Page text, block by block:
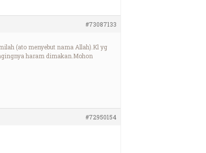
#73087133
(ato menyebut nama Allah).Kl yg
haram dimakan.Mohon
#72950154